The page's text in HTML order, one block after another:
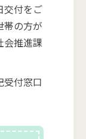
交付をご
帯の方が
会推進課
受付窓口